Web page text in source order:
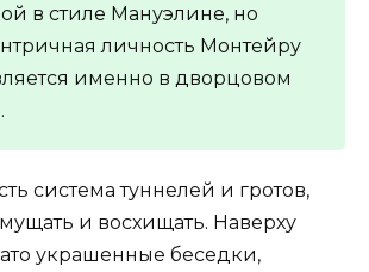
в стиле Мануэлине, но
личность Монтейру
именно в дворцовом
система туннелей и гротов,
и восхищать. Наверху
украшенные беседки,